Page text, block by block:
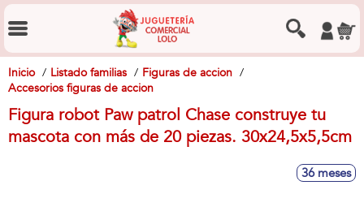
Inicio Listado familias
Figuras de accion
Accesorios figuras de accion
Figura robot Paw patrol Chase construye tu
mascota con más de 20 piezas. 30x24,5x5,5cm
36 meses